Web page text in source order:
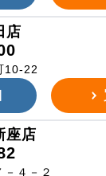
店
10-22
座店
４－２